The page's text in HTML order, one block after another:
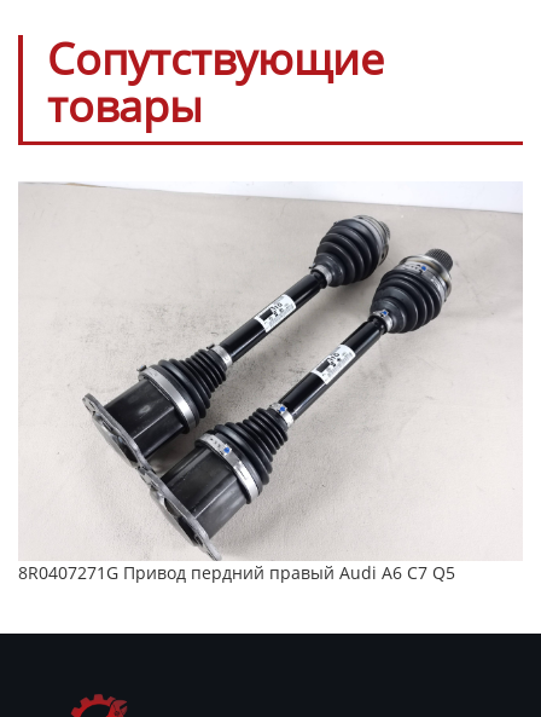
Сопутствующие
товары
8R0407271G Привод пердний правый Audi A6 C7 Q5